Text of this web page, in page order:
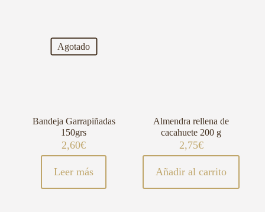
Agotado
Bandeja Garrapiñadas
150grs
2,60€
Leer más
Almendra rellena de
cacahuete 200 g
2,75€
Añadir al carrito